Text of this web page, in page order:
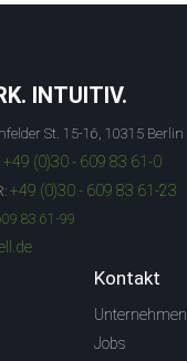
INTUITIV.
St. 15-16, 10315 Berlin
+49 (0)30 - 609 83 61-0
+49 (0)30 - 609 83 61-23
83 61-99
Kontakt
Unternehmen
Jobs